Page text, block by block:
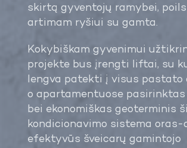
skirtą gyventojų ramybei,
artimam ryšiui su gamta.
Kokybiškam gyvenimui
projekte bus įrengti liftai, su
lengva patekti į visus pastato
o apartamentuose pasirinktas
bei ekonomiškas geoterminis
kondicionavimo sistema oras-
efektyvūs šveicarų gamintojo